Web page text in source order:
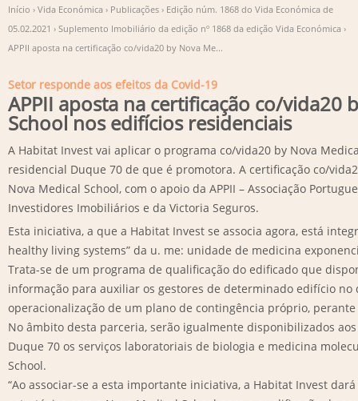
Início › Vida Económica › Publicações › Edição núm. 1868 do Vida Económica de
05.02.2021 › Suplemento Imobiliário da edição nº 1868 da edição Vida Económica ›
APPII aposta na certificação co/vida20 by Nova Me...
Setor responde aos efeitos da Covid-19
APPII aposta na certificação co/vida20
School nos edifícios residenciais
A Habitat Invest vai aplicar o programa co/vida20 by Nova
residencial Duque 70 de que é promotora. A certificação co/
Nova Medical School, com o apoio da APPII – Associação
Investidores Imobiliários e da Victoria Seguros.
Esta iniciativa, a que a Habitat Invest se associa agora, está
healthy living systems” da u. me: unidade de medicina
Trata-se de um programa de qualificação do edificado que
informação para auxiliar os gestores de determinado edifício no
operacionalização de um plano de contingência próprio,
No âmbito desta parceria, serão igualmente disponibilizados
Duque 70 os serviços laboratoriais de biologia e medicina
School.
“Ao associar-se a esta importante iniciativa, a Habitat Invest